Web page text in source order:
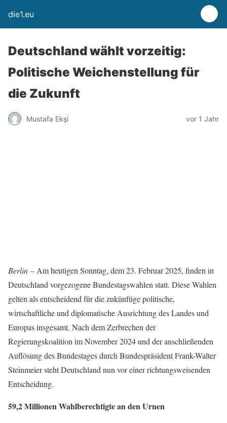
die1.eu
Deutschland wählt vorzeitig:
Politische Weichenstellung für
die Zukunft
Mustafa Ekşi vor 1 Jahr
Berlin – Am heutigen Sonntag, dem 23. Februar 2025, finden in
Deutschland vorgezogene Bundestagswahlen statt. Diese Wahlen
gelten als entscheidend für die zukünftige politische,
wirtschaftliche und diplomatische Ausrichtung des Landes und
Europas insgesamt. Nach dem Zerbrechen der
Regierungskoalition im November 2024 und der anschließenden
Auflösung des Bundestages durch Bundespräsident Frank-Walter
Steinmeier steht Deutschland nun vor einer richtungsweisenden
Entscheidung.
59,2 Millionen Wahlberechtigte an den Urnen